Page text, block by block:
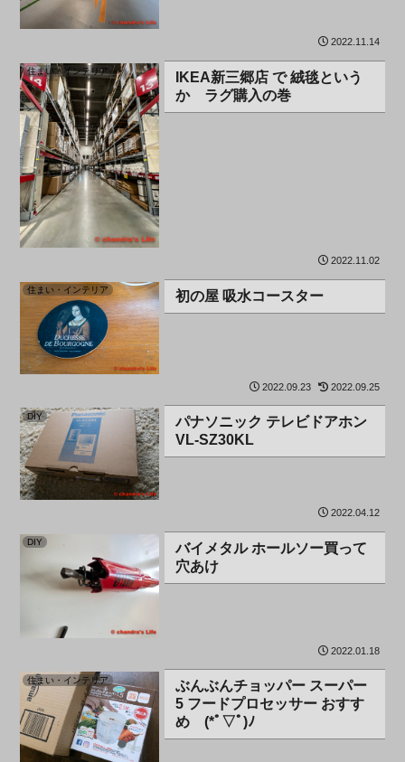
2022.11.14
住まい・インテリア
IKEA新三郷店 で 絨毯という
か ラグ購入の巻
2022.11.02
住まい・インテリア 初の屋 吸水コースター
2022.09.23 2022.09.25
DIY
パナソニック テレビドアホン
VL-SZ30KL
2022.04.12
DIY
バイメタル ホールソー買って
穴あけ
2022.01.18
住まい・インテリア
ぶんぶんチョッパー スーパー
5 フードプロセッサー おすす
め (*ﾟ▽ﾟ)ﾉ